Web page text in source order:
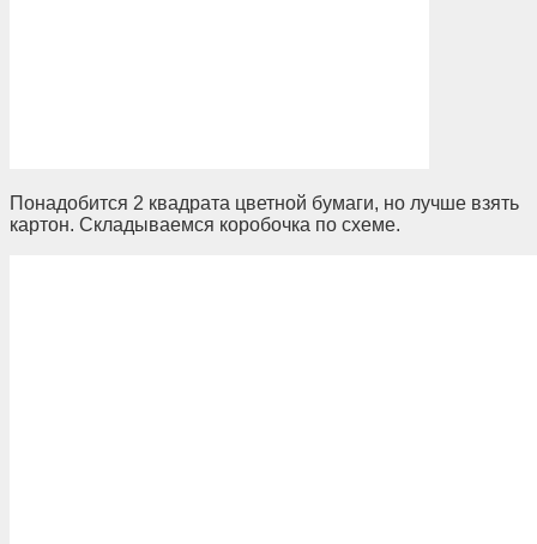
Понадобится 2 квадрата цветной бумаги, но лучше взять
картон. Складываемся коробочка по схеме.